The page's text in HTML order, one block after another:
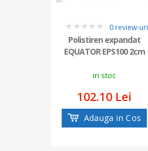
0 review-uri
Polistiren expandat
EQUATOR EPS100 2cm
in stoc
102.10 Lei
Adauga in Cos